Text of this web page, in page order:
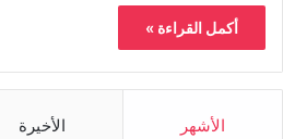
أكمل القراءة »
الأشهر الأخيرة